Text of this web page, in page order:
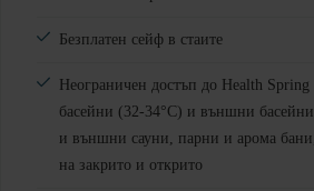
Безплатен сейф в стаите
Неограничен достъп до Health Spring
басейни (32-34°C) и външни
и външни сауни, парни и арома
на закрито и открито